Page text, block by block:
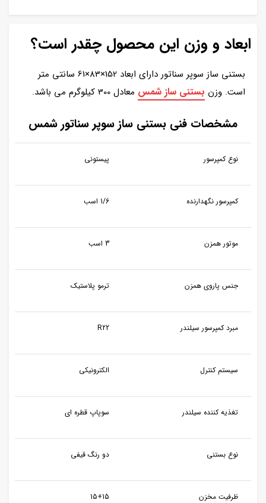
ابعاد و وزن این محصول چقدر است؟
بستنی ساز سوپر سناتور دارای ابعاد 152×83×61 سانتی متر
است. وزن بستنی ساز شمس معادل 300 کیلوگرم می باشد.
مشخصات فنی بستنی ساز سوپر سناتور شمس
نوع کمپرسور پیستونی
کمپرسور نگهدارنده 1/6 اسب
موتور همزن 3 اسب
جنس پاروی همزن ترمو پلاستیک
مبرد کمپرسور سیلندر R22
سیستم کنترل الکترونیکی
تغذیه کننده سیلندر سوپاپ قطره ای
نوع بستنی دو رنگ قیفی
ظرفیت مخزن 15+15